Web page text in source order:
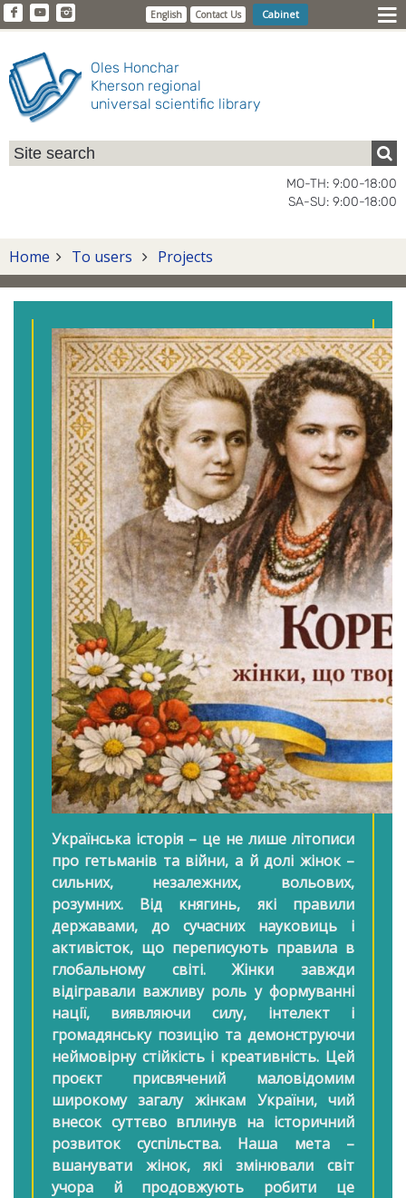
English Contact Us Cabinet
Oles Honchar
Kherson regional
universal scientific library
MO-TH: 9:00-18:00
SA-SU: 9:00-18:00
Home To users Projects
Українська історія – це не лише літописи
про гетьманів та війни, а й долі жінок –
сильних, незалежних, вольових,
розумних. Від княгинь, які правили
державами, до сучасних науковиць і
активісток, що переписують правила в
глобальному світі. Жінки завжди
відігравали важливу роль у формуванні
нації, виявляючи силу, інтелект і
громадянську позицію та демонструючи
неймовірну стійкість і креативність. Цей
проєкт присвячений маловідомим
широкому загалу жінкам України, чий
внесок суттєво вплинув на історичний
розвиток суспільства. Наша мета –
вшанувати жінок, які змінювали світ
учора й продовжують робити це